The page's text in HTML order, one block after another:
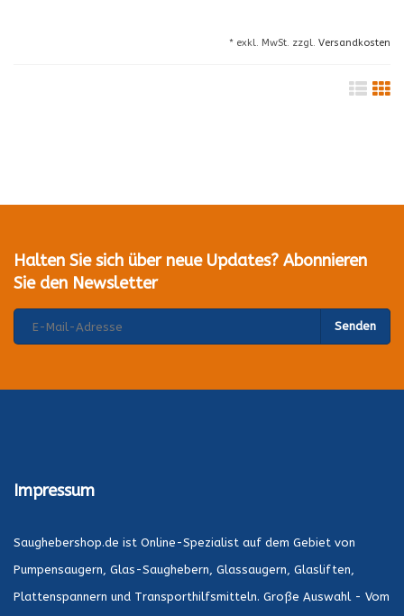
* exkl. MwSt. zzgl. Versandkosten
Halten Sie sich über neue Updates? Abonnieren
Sie den Newsletter
Senden
Impressum
Saughebershop.de ist Online-Spezialist auf dem Gebiet von
Pumpensaugern, Glas-Saughebern, Glassaugern, Glasliften,
Plattenspannern und Transporthilfsmitteln. Große Auswahl - Vom